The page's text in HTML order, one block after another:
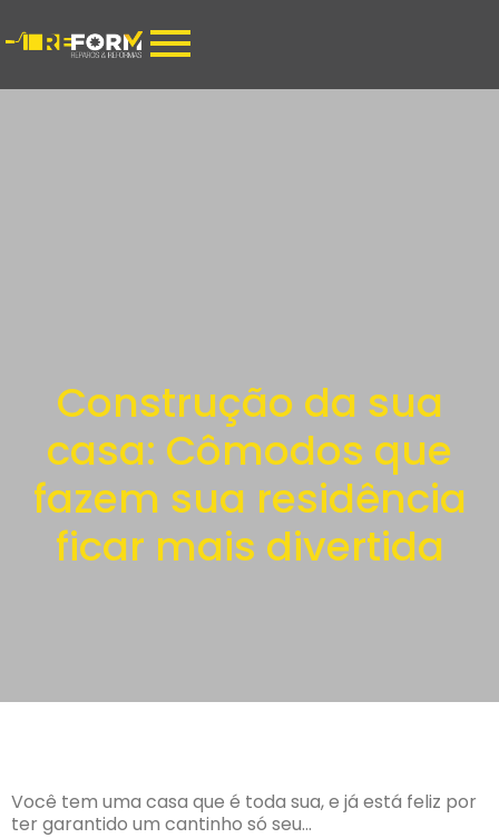
Construção da sua
casa: Cômodos que
fazem sua residência
ficar mais divertida
Você tem uma casa que é toda sua, e já está feliz por
ter garantido um cantinho só seu…